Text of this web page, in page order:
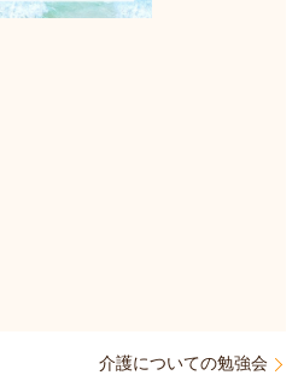
介護についての勉強会